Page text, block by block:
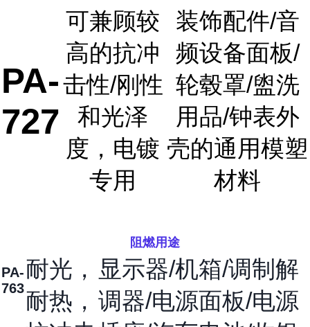
PA-
727
可兼顾较
高的抗冲
击性/刚性
和光泽
度，电镀
专用
装饰配件/音
频设备面板/
轮毂罩/盥洗
用品/钟表外
壳的通用模塑
材料
阻燃用途
PA-
763
耐光，
耐热，
显示器/机箱/调制解
调器/电源面板/电源